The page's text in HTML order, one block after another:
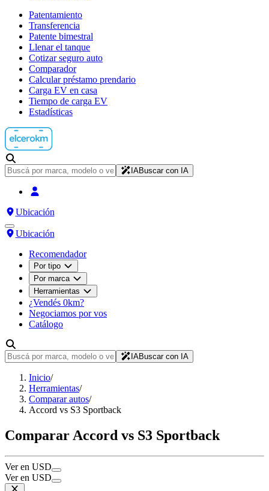
Patentamiento
Transferencia
Patente bimestral
Llenar el tanque
Cotizar seguro auto
Comparador
Calcular préstamo prendario
Carga EV en casa
Tiempo de carga EV
Estadísticas
IABuscar con IA
Ubicación
Ubicación
Recomendador
Por tipo
Por marca
Herramientas
¿Vendés 0km?
Negociamos por vos
Catálogo
IABuscar con IA
Inicio/
Herramientas/
Comparar autos/
Accord vs S3 Sportback
Comparar Accord vs S3 Sportback
Ver en USD
Ver en USD